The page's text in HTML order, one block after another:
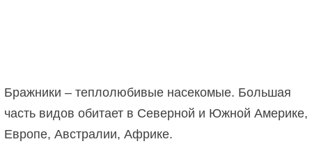
Бражники – теплолюбивые насекомые. Большая
часть видов обитает в Северной и Южной Америке,
Европе, Австралии, Африке.